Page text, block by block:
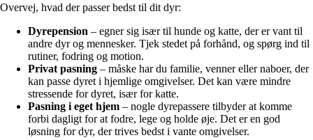
Overvej, hvad der passer bedst til dit dyr:
Dyrepension – egner sig især til hunde og katte, der er vant til
andre dyr og mennesker. Tjek stedet på forhånd, og spørg ind til
rutiner, fodring og motion.
Privat pasning – måske har du familie, venner eller naboer, der
kan passe dyret i hjemlige omgivelser. Det kan være mindre
stressende for dyret, især for katte.
Pasning i eget hjem – nogle dyrepassere tilbyder at komme
forbi dagligt for at fodre, lege og holde øje. Det er en god
løsning for dyr, der trives bedst i vante omgivelser.